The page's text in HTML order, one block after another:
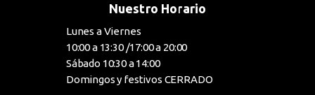
Nuestro Horario
Lunes a Viernes
10:00 a 13:30 /17:00 a 20:00
Sábado 10:30 a 14:00
Domingos y festivos CERRADO